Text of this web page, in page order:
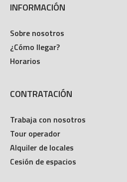
INFORMACIÓN
Sobre nosotros
¿Cómo llegar?
Horarios
CONTRATACIÓN
Trabaja con nosotros
Tour operador
Alquiler de locales
Cesión de espacios